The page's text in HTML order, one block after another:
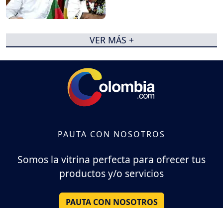
VER MÁS +
PAUTA CON NOSOTROS
Somos la vitrina perfecta para ofrecer tus
productos y/o servicios
PAUTA CON NOSOTROS